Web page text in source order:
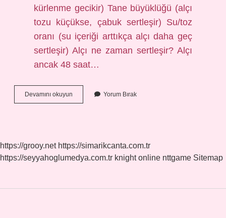
kürlenme gecikir) Tane büyüklüğü (alçı
tozu küçükse, çabuk sertleşir) Su/toz
oranı (su içeriği arttıkça alçı daha geç
sertleşir) Alçı ne zaman sertleşir? Alçı
ancak 48 saat…
Devamını okuyun
Nasıl
Yorum Bırak
https://grooy.net https://simarikcanta.com.tr
https://seyyahoglumedya.com.tr knight online nttgame Sitemap